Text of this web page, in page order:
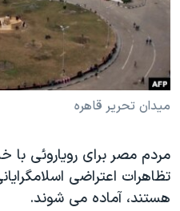
فرهنگ و زندگی
حقوق شهروندی
اقتصادی
علم و فناوری
گالری عکس
آرشیو پخش زنده
مستندها
انتخابات ریاست جمهوری آمریکا ۲۰۲۴
حمله جمهوری اسلامی به
رمز مهسا
اعتراضات زن، زندگی، آزادی
مجموعه مستندهای دادخواهی
دنبال کنید
میدان تحریر قاهره
مردم مصر برای رویاروئی
تظاهرات اعتراضی
هستند، آماده می شوند.